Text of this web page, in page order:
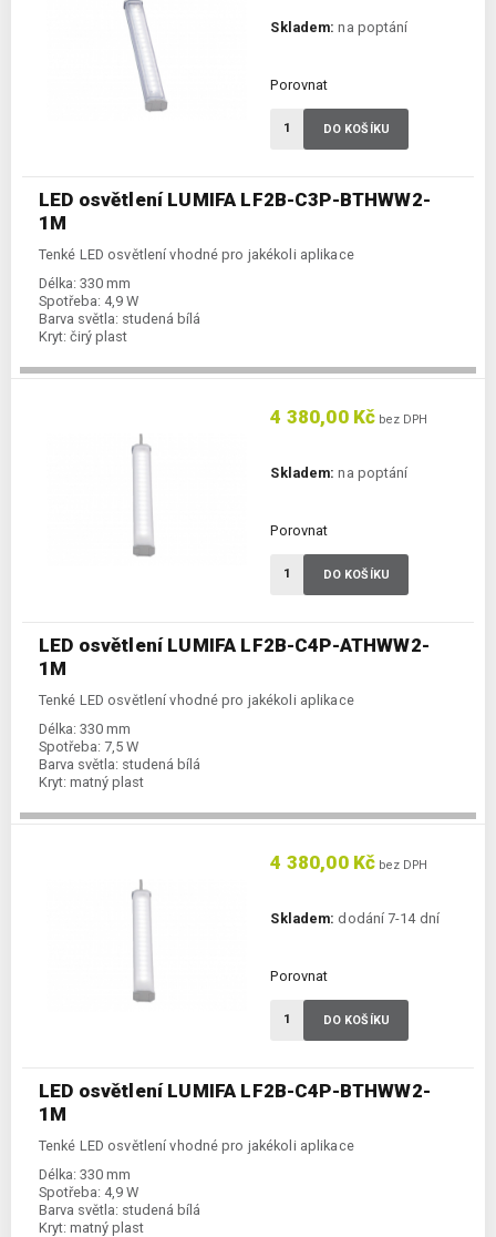
LED osvětlení LUMIFA LF2B-C3P-BTHWW2-
1M
Tenké LED osvětlení vhodné pro jakékoli aplikace
Délka: 330 mm
Spotřeba: 4,9 W
Barva světla: studená bílá
Kryt: čirý plast
Skladem: na poptání
Porovnat
DO KOŠÍKU
LED osvětlení LUMIFA LF2B-C4P-ATHWW2-
1M
Tenké LED osvětlení vhodné pro jakékoli aplikace
Délka: 330 mm
Spotřeba: 7,5 W
Barva světla: studená bílá
Kryt: matný plast
4 380,00 Kč bez DPH
Skladem: na poptání
Porovnat
DO KOŠÍKU
LED osvětlení LUMIFA LF2B-C4P-BTHWW2-
1M
Tenké LED osvětlení vhodné pro jakékoli aplikace
Délka: 330 mm
Spotřeba: 4,9 W
Barva světla: studená bílá
Kryt: matný plast
4 380,00 Kč bez DPH
Skladem: dodání 7-14 dní
Porovnat
DO KOŠÍKU